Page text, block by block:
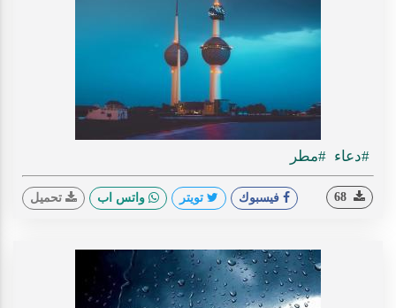
#دعاء #مطر
فيسبوك تويتر واتس اب تحميل